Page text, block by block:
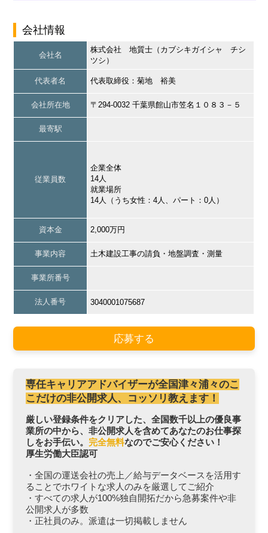
会社情報
会社名
株式会社 地質士（カブシキガイシャ チシ
ツシ）
代表者名 代表取締役：菊地 裕美
会社所在地 〒294-0032 千葉県館山市笠名１０８３－５
最寄駅
従業員数
企業全体
14人
就業場所
14人（うち女性：4人、パート：0人）
資本金 2,000万円
事業内容 土木建設工事の請負・地盤調査・測量
事業所番号
法人番号 3040001075687
応募する
専任キャリアアドバイザーが全国津々浦々のこ
こだけの非公開求人、コッソリ教えます！
厳しい登録条件をクリアした、全国数千以上の優良事
業所の中から、非公開求人を含めてあなたのお仕事探
しをお手伝い。 完全無料なのでご安心ください！
厚生労働大臣認可
・全国の運送会社の売上／給与データベースを活用す
ることでホワイトな求人のみを厳選してご紹介
・すべての求人が100%独自開拓だから急募案件や非
公開求人が多数
・正社員のみ。派遣は一切掲載しません